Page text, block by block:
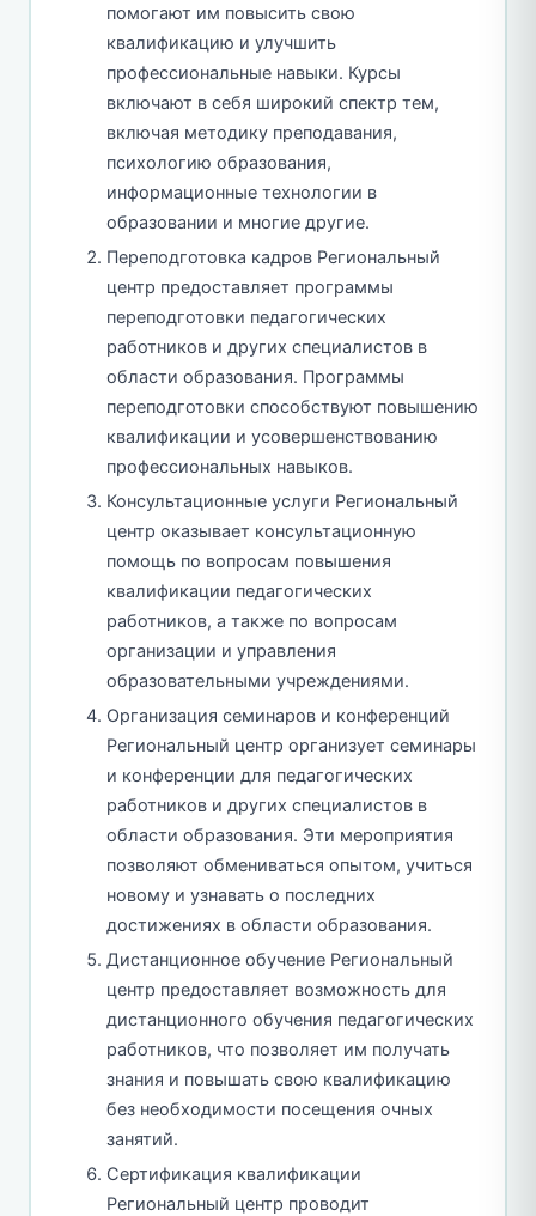
помогают им повысить свою
квалификацию и улучшить
профессиональные навыки. Курсы
включают в себя широкий спектр тем,
включая методику преподавания,
психологию образования,
информационные технологии в
образовании и многие другие.
Переподготовка кадров Региональный
центр предоставляет программы
переподготовки педагогических
работников и других специалистов в
области образования. Программы
переподготовки способствуют повышению
квалификации и усовершенствованию
профессиональных навыков.
Консультационные услуги Региональный
центр оказывает консультационную
помощь по вопросам повышения
квалификации педагогических
работников, а также по вопросам
организации и управления
образовательными учреждениями.
Организация семинаров и конференций
Региональный центр организует семинары
и конференции для педагогических
работников и других специалистов в
области образования. Эти мероприятия
позволяют обмениваться опытом, учиться
новому и узнавать о последних
достижениях в области образования.
Дистанционное обучение Региональный
центр предоставляет возможность для
дистанционного обучения педагогических
работников, что позволяет им получать
знания и повышать свою квалификацию
без необходимости посещения очных
занятий.
Сертификация квалификации
Региональный центр проводит